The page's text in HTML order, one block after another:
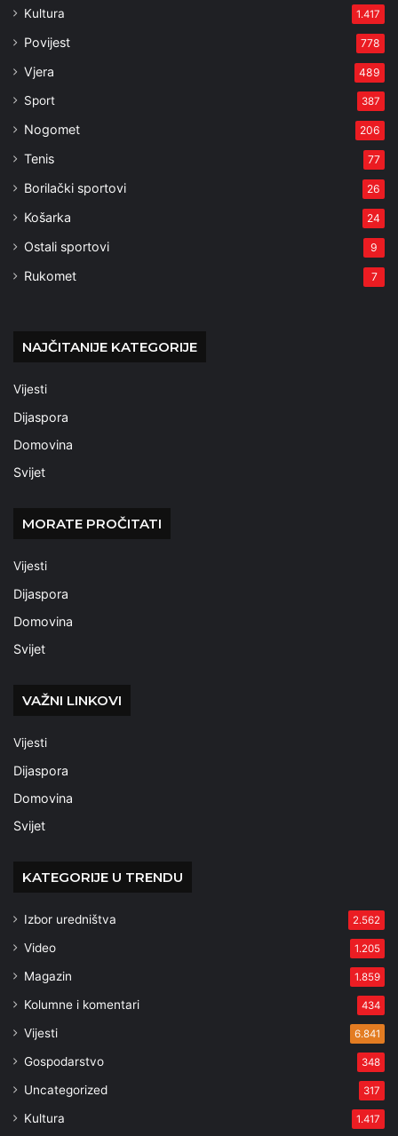
Kultura 1.417
Povijest 778
Vjera 489
Sport 387
Nogomet 206
Tenis 77
Borilački sportovi 26
Košarka 24
Ostali sportovi 9
Rukomet 7
NAJČITANIJE KATEGORIJE
Vijesti
Dijaspora
Domovina
Svijet
MORATE PROČITATI
Vijesti
Dijaspora
Domovina
Svijet
VAŽNI LINKOVI
Vijesti
Dijaspora
Domovina
Svijet
KATEGORIJE U TRENDU
Izbor uredništva 2.562
Video 1.205
Magazin 1.859
Kolumne i komentari 434
Vijesti 6.841
Gospodarstvo 348
Uncategorized 317
Kultura 1.417